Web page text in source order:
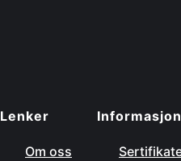
Lenker
Om oss
Informasjon